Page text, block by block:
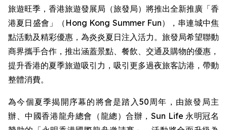
旅遊旺季，香港旅遊發展局（旅發局）將推出全新推廣「香
港夏日盛會」（Hong Kong Summer Fun），串連城中焦
點活動及精彩優惠，為炎炎夏日注入活力。旅發局希望聯動
商界攜手合作，推出涵蓋景點、餐飲、交通及購物的優惠，
提升香港的夏季旅遊吸引力，吸引更多過夜旅客訪港，帶動
整體消費。
為今個夏季揭開序幕的將會是踏入50周年，由旅發局主
辦、中國香港龍舟總會（龍總）合辦，Sun Life 永明冠名